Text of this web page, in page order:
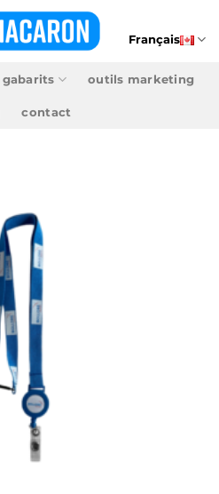
Français
gabarits outils marketing
contact